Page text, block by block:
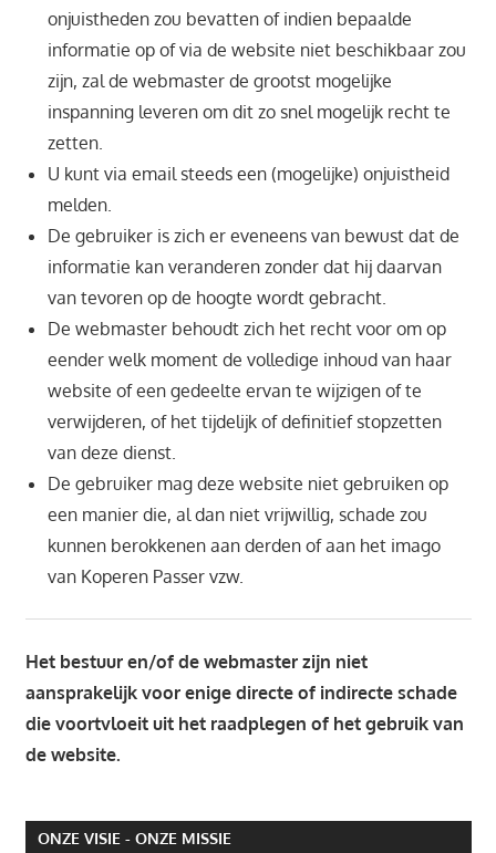
onjuistheden zou bevatten of indien bepaalde
informatie op of via de website niet beschikbaar zou
zijn, zal de webmaster de grootst mogelijke
inspanning leveren om dit zo snel mogelijk recht te
zetten.
U kunt via email steeds een (mogelijke) onjuistheid
melden.
De gebruiker is zich er eveneens van bewust dat de
informatie kan veranderen zonder dat hij daarvan
van tevoren op de hoogte wordt gebracht.
De webmaster behoudt zich het recht voor om op
eender welk moment de volledige inhoud van haar
website of een gedeelte ervan te wijzigen of te
verwijderen, of het tijdelijk of definitief stopzetten
van deze dienst.
De gebruiker mag deze website niet gebruiken op
een manier die, al dan niet vrijwillig, schade zou
kunnen berokkenen aan derden of aan het imago
van Koperen Passer vzw.
Het bestuur en/of de webmaster zijn niet
aansprakelijk voor enige directe of indirecte schade
die voortvloeit uit het raadplegen of het gebruik van
de website.
ONZE VISIE - ONZE MISSIE